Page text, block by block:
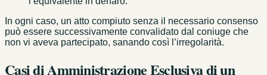
In ogni caso, un atto compiuto senza il necessario consenso
può essere successivamente convalidato dal coniuge che
non vi aveva partecipato, sanando così l’irregolarità.
Casi di Amministrazione Esclusiva di un